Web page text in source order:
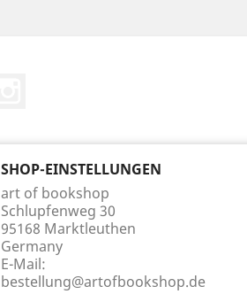
SHOP-EINSTELLUNGEN
art of bookshop
Schlupfenweg 30
95168 Marktleuthen
Germany
E-Mail:
bestellung@artofbookshop.de